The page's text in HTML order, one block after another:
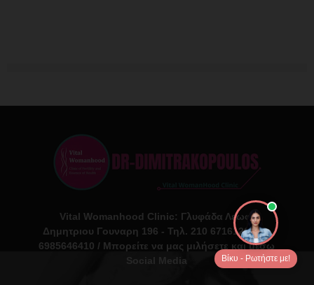
Vital Womanhood Clinic: Γλυφάδα Λεωφ.
Δημητριου Γουναρη 196 - Τηλ. 210 6716126 Κιν.
6985646410 / Μπορείτε να μας μιλήσετε και μέσω
Social Media
Βίκυ - Ρωτήστε με!